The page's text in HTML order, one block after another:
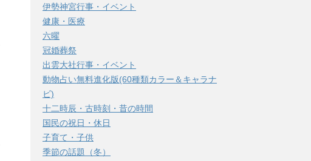
伊勢神宮行事・イベント
健康・医療
六曜
冠婚葬祭
出雲大社行事・イベント
動物占い無料進化版(60種類カラー＆キャラナ
ビ)
十二時辰・古時刻・昔の時間
国民の祝日・休日
子育て・子供
季節の話題（冬）